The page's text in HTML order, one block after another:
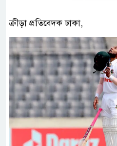
ক্রীড়া প্রতিবেদক ঢাকা,